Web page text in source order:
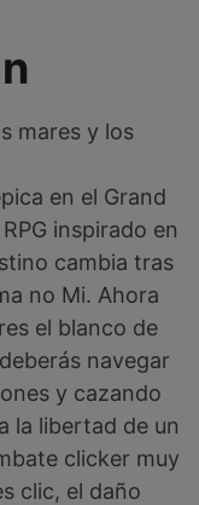
mares y los
en el Grand
inspirado en
cambia tras
no Mi. Ahora
el blanco de
navegar
y cazando
la libertad de un
clicker muy
clic, el daño